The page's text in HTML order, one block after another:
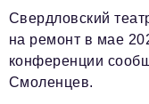
Отдел
podpiska@business-
Отдел по работе с
partner@business-
Свердловский
на ремонт в мае
конференции
Смоленцев.